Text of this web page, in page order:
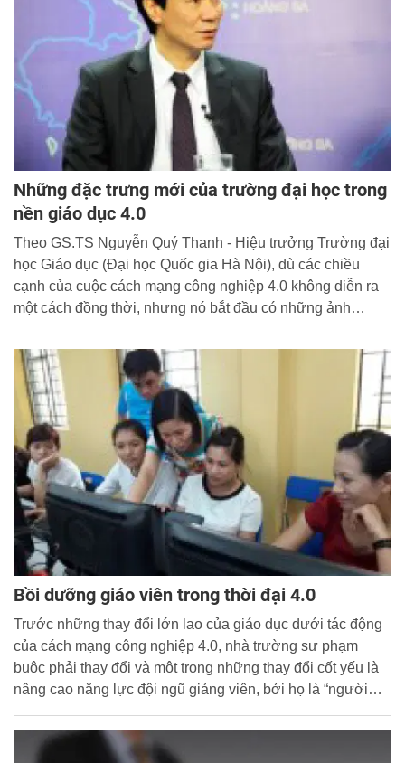
Những đặc trưng mới của trường đại học trong
nền giáo dục 4.0
Theo GS.TS Nguyễn Quý Thanh - Hiệu trưởng Trường đại
học Giáo dục (Đại học Quốc gia Hà Nội), dù các chiều
cạnh của cuộc cách mạng công nghiệp 4.0 không diễn ra
một cách đồng thời, nhưng nó bắt đầu có những ảnh
tương lai của giáo dục nói chung, giáo dục đại học nói
riêng của các nước.
Bồi dưỡng giáo viên trong thời đại 4.0
Trước những thay đổi lớn lao của giáo dục dưới tác động
của cách mạng công nghiệp 4.0, nhà trường sư phạm
buộc phải thay đổi và một trong những thay đổi cốt yếu là
nâng cao năng lực đội ngũ giảng viên, bởi họ là “người
lượng đào tạo ở các trường sư phạm và có ảnh hưởng
trực tiếp đến chất lượng đội ngũ giảng viên phổ thông”, đó